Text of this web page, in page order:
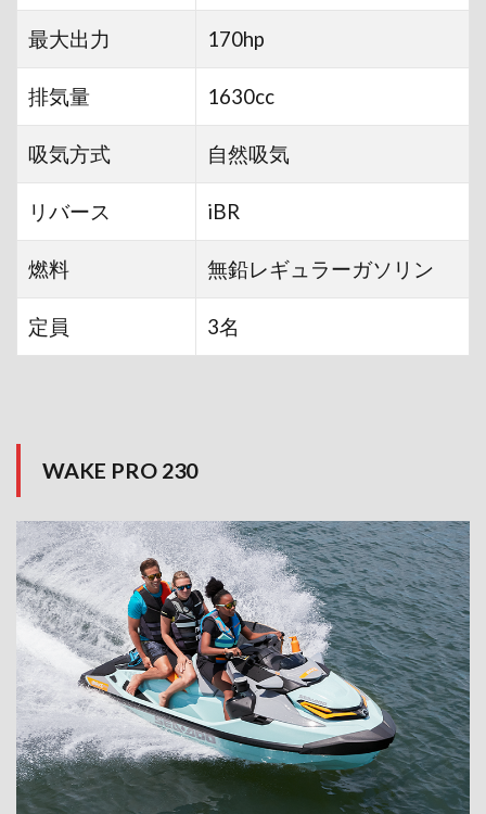
最大出力 170hp
排気量 1630cc
吸気方式 自然吸気
リバース iBR
燃料 無鉛レギュラーガソリン
定員 3名
WAKE PRO 230